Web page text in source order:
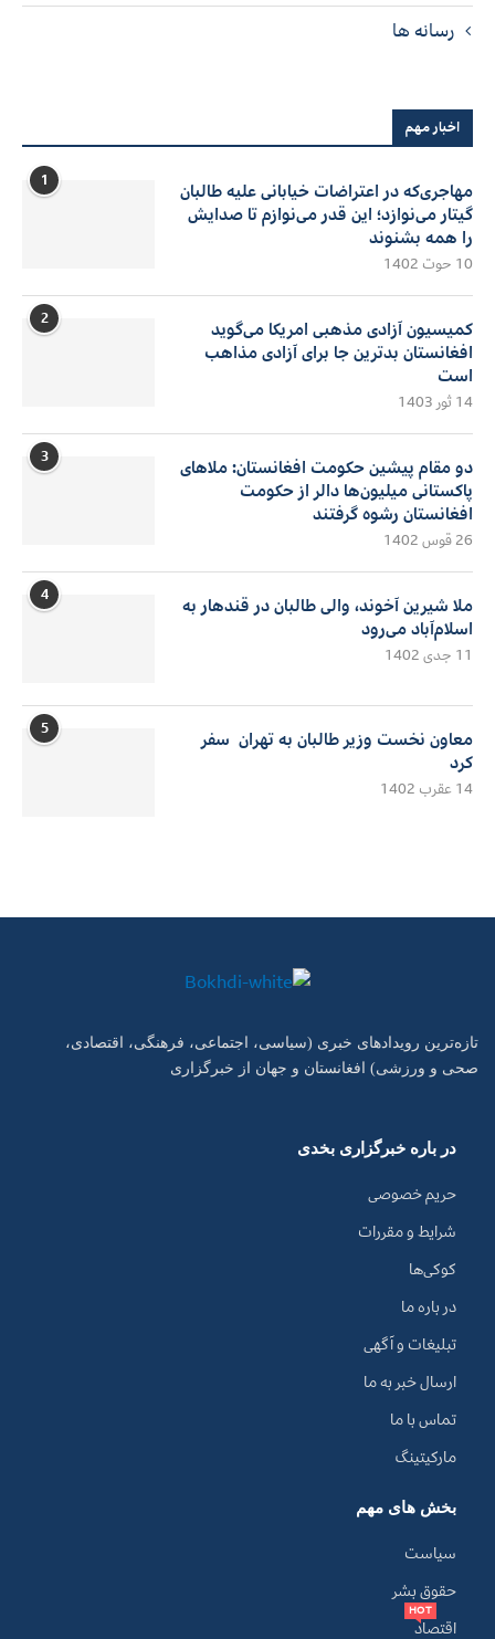
رسانه ها
اخبار مهم
1
مهاجری‌که در اعتراضات خیابانی علیه طالبان
گیتار می‌نوازد؛ این قدر می‌نوازم تا صدایش
را همه بشنوند
10 حوت 1402
2
کمیسیون آزادی مذهبی امریکا می‌گوید
افغانستان بدترین جا برای آزادی مذاهب
است
14 ثور 1403
3
دو مقام پیشین حکومت افغانستان: ملاهای
پاکستانی میلیون‌ها دالر از حکومت
افغانستان رشوه گرفتند
26 قوس 1402
4
ملا شیرین آخوند، والی طالبان در قندهار به
اسلام‌آباد می‌رود
11 جدی 1402
5
معاون نخست وزیر طالبان به تهران سفر
کرد
14 عقرب 1402
تازه‌ترین رویدادهای خبری (سیاسی، اجتماعی، فرهنگی، اقتصادی،
صحی و ورزشی) افغانستان و جهان از خبرگزاری
در باره خبرگزاری بخدی
حریم خصوصی
شرایط و مقررات
کوکی‌ها
در باره ما
تبلیغات و آگهی
ارسال خبر به ما
تماس با ما
مارکیتینگ
بخش های مهم
سیاست
حقوق بشر
اقتصاد
HOT